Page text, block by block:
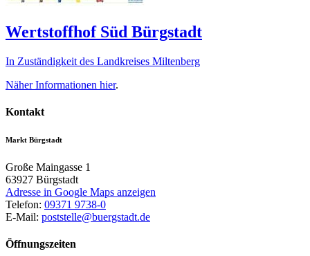
Wertstoffhof Süd Bürgstadt
In Zuständigkeit des Landkreises Miltenberg
Näher Informationen hier.
Kontakt
Markt Bürgstadt
Große Maingasse 1
63927 Bürgstadt
Adresse in Google Maps anzeigen
Telefon: 09371 9738-0
E-Mail: poststelle@buergstadt.de
Öffnungszeiten